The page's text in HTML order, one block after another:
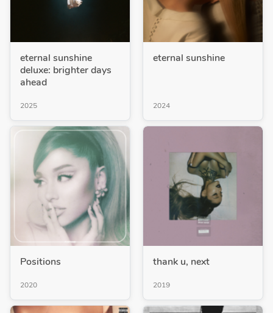
eternal sunshine
deluxe: brighter days
ahead
2025
eternal sunshine
2024
Positions
2020
thank u, next
2019